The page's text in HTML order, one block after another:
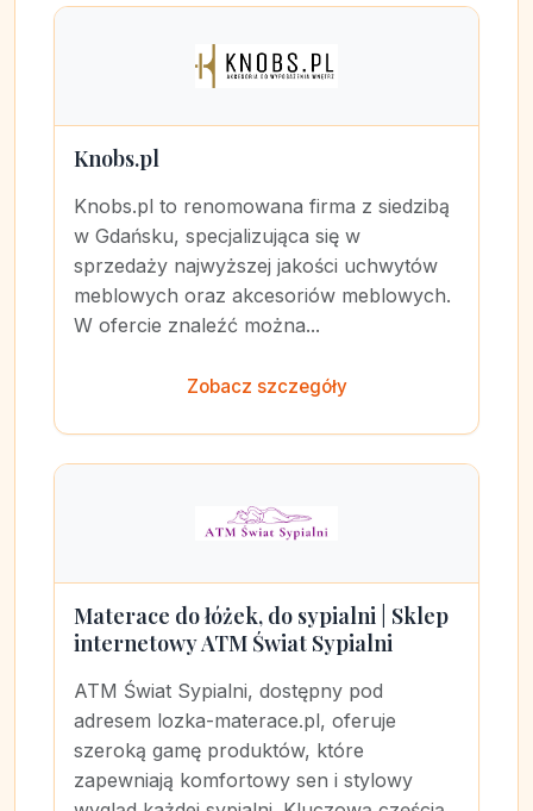
Knobs.pl
Knobs.pl to renomowana firma z siedzibą
w Gdańsku, specjalizująca się w
sprzedaży najwyższej jakości uchwytów
meblowych oraz akcesoriów meblowych.
W ofercie znaleźć można...
Zobacz szczegóły
Materace do łóżek, do sypialni | Sklep
internetowy ATM Świat Sypialni
ATM Świat Sypialni, dostępny pod
adresem lozka-materace.pl, oferuje
szeroką gamę produktów, które
zapewniają komfortowy sen i stylowy